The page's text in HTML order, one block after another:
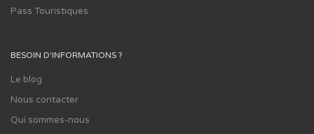
Pass Touristiques
BESOIN D'INFORMATIONS ?
Le blog
Nous contacter
Qui sommes-nous